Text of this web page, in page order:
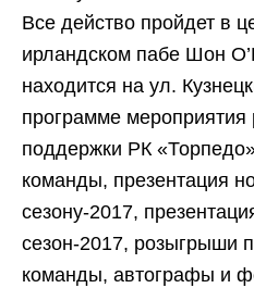
Все действо пройдет в
ирландском пабе Шон
находится на ул.
программе мероприятия
поддержки РК
команды, презентация
сезону-2017,
сезон-2017, розыгрыши
команды, автографы и